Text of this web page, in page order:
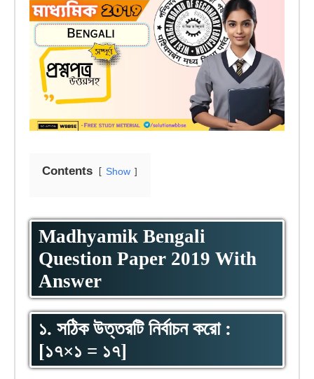
Contents Show
Madhyamik Bengali
Question Paper 2019 With
Answer
১. সঠিক উত্তরটি নির্বাচন করো :
[১৭×১ = ১৭]